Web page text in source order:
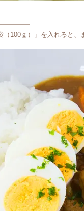
100ｇ）」を入れると